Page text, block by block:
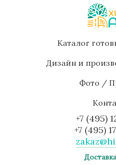
Каталог
Дизайн и
Фото /
+7 (495)
+7 (495)